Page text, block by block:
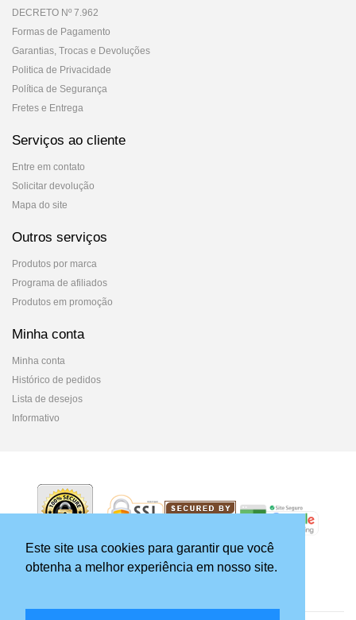
Este site usa cookies para garantir que você
obtenha a melhor experiência em nosso site.
DECRETO Nº 7.962
Formas de Pagamento
Garantias, Trocas e Devoluções
Politica de Privacidade
Política de Segurança
Fretes e Entrega
Serviços ao cliente
Entre em contato
Solicitar devolução
Mapa do site
Outros serviços
Produtos por marca
Programa de afiliados
Produtos em promoção
Minha conta
Minha conta
Histórico de pedidos
Lista de desejos
Informativo